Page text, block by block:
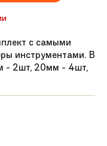
с самыми
инструментами. В
- 2шт, 20мм - 4шт,